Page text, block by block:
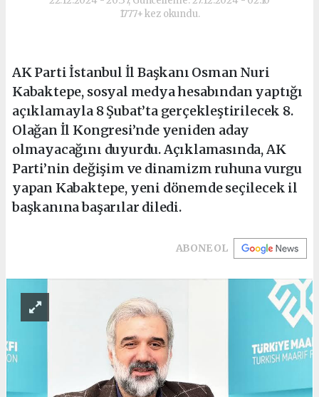
1777+ kez okundu.
AK Parti İstanbul İl Başkanı Osman Nuri
Kabaktepe, sosyal medya hesabından yaptığı
açıklamayla 8 Şubat’ta gerçekleştirilecek 8.
Olağan İl Kongresi’nde yeniden aday
olmayacağını duyurdu. Açıklamasında, AK
Parti’nin değişim ve dinamizm ruhuna vurgu
yapan Kabaktepe, yeni dönemde seçilecek il
başkanına başarılar diledi.
ABONE OL